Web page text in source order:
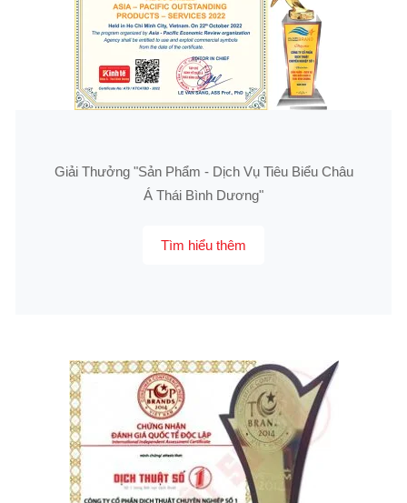
Giải Thưởng "Sản Phẩm - Dịch Vụ Tiêu Biểu Châu
Á Thái Bình Dương"
Tìm hiểu thêm